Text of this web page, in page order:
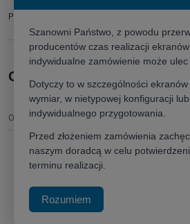
Producent:
Opis produktu
Opis
Ekran Kauber Inceiling XL
wzmocniona konstrukcja
powyżej 3m szerokości,
Szanowni Państwo, z powodu
producentów czas realizacji
indywidualne zamówienie może ulec
Dotyczy to w szczególności
wymiar, w nietypowej konfiguracji
indywidualnego przygotowania.
Przed złożeniem zamówienia
naszym doradcą w celu
terminu realizacji.
Rozumiem